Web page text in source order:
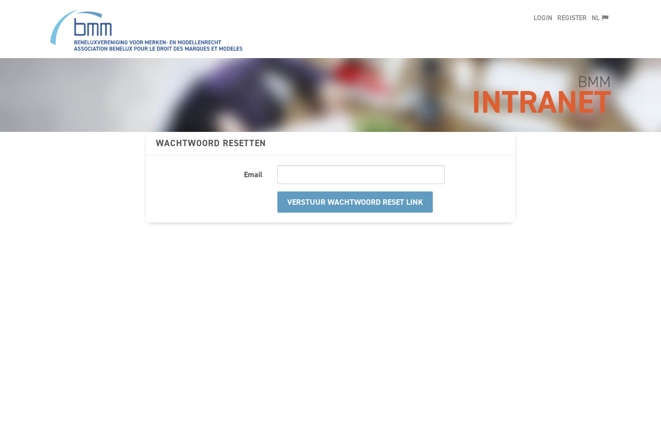
LOGIN REGISTER NL
BMM
INTRANET
WACHTWOORD RESETTEN
Email
VERSTUUR WACHTWOORD RESET LINK